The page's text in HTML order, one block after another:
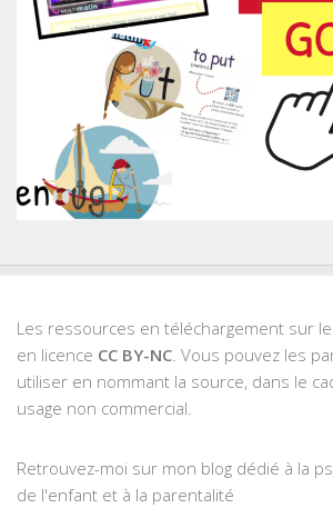
Les ressources en téléchargement sur
en licence CC BY-NC. Vous pouvez les
utiliser en nommant la source, dans le
usage non commercial.
Retrouvez-moi sur mon blog dédié à la
de l'enfant et à la parentalité